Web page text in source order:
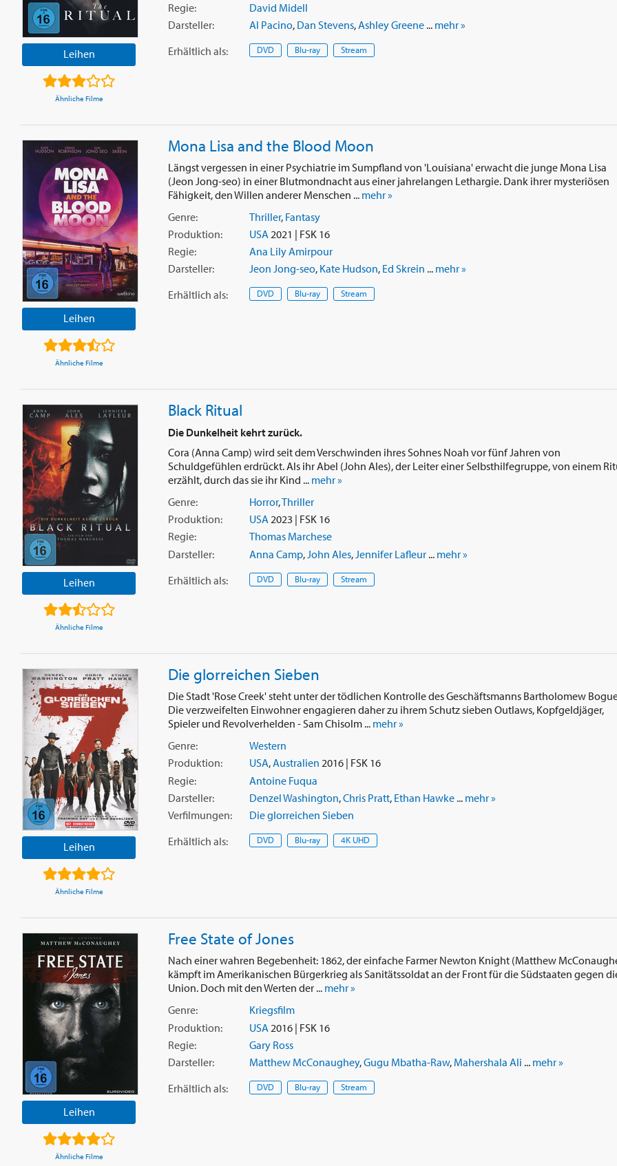
Leihen
Ähnliche Filme
Regie:
David Midell
Darsteller:
Al Pacino, Dan Stevens,Ashley Greene... mehr »
Erhältlich als: DVD Blu-ray Stream
Leihen
Ähnliche Filme
Mona Lisa and the Blood Moon
Längst vergessen in einer Psychiatrie im Sumpfland von 'Louisiana' erwacht die junge Mona Lisa
(Jeon Jong-seo) in einer Blutmondnacht aus einer jahrelangen Lethargie. Dank ihrer mysteriösen
Fähigkeit, den Willen anderer Menschen ... mehr »
Genre:
Thriller, Fantasy
Produktion:
USA2021 | FSK 16
Regie:
Ana Lily Amirpour
Darsteller:
Jeon Jong-seo, Kate Hudson, Ed Skrein ... mehr »
Erhältlich als: DVD Blu-ray Stream
Leihen
Ähnliche Filme
Black Ritual
Die Dunkelheit kehrt zurück.
Cora (Anna Camp) wird seit dem Verschwinden ihres Sohnes Noah vor fünf Jahren von
Schuldgefühlen erdrückt. Als ihr Abel (John Ales), der Leiter einer Selbsthilfegruppe, von einem
erzählt, durch das sie ihr Kind ... mehr »
Genre:
Horror,Thriller
Produktion:
USA2023 | FSK 16
Regie:
Thomas Marchese
Darsteller:
Anna Camp, John Ales, Jennifer Lafleur... mehr »
Erhältlich als: DVD Blu-ray Stream
Leihen
Ähnliche Filme
Die glorreichen Sieben
Die Stadt 'Rose Creek' steht unter der tödlichen Kontrolle des Geschäftsmanns Bartholomew
Die verzweifelten Einwohner engagieren daher zu ihrem Schutz sieben Outlaws, Kopfgeldjäger,
Spieler und Revolverhelden - Sam Chisolm ... mehr »
Genre:
Western
Produktion:
USA,Australien 2016 | FSK 16
Regie:
Antoine Fuqua
Darsteller:
Denzel Washington,Chris Pratt, Ethan Hawke... mehr »
Verfilmungen:
Die glorreichen Sieben
Erhältlich als: DVD Blu-ray 4K UHD
Leihen
Ähnliche Filme
Free State of Jones
Nach einer wahren Begebenheit: 1862, der einfache Farmer Newton Knight (Matthew
kämpft im Amerikanischen Bürgerkrieg als Sanitätssoldat an der Front für die Südstaaten gegen
Union. Doch mit den Werten der ... mehr »
Genre:
Kriegsfilm
Produktion:
USA 2016 | FSK 16
Regie:
Gary Ross
Darsteller:
Matthew McConaughey,Gugu Mbatha-Raw, Mahershala Ali ... mehr »
Erhältlich als: DVD Blu-ray Stream